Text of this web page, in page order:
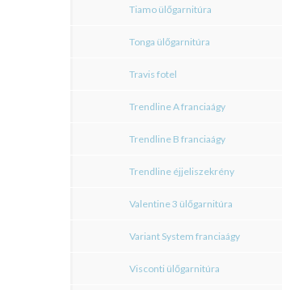
Tiamo ülőgarnitúra
Tonga ülőgarnitúra
Travis fotel
Trendline A franciaágy
Trendline B franciaágy
Trendline éjjeliszekrény
Valentine 3 ülőgarnitúra
Variant System franciaágy
Visconti ülőgarnitúra